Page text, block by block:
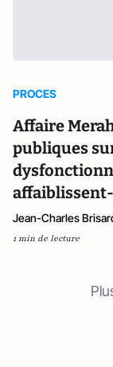
PROCES
Affaire
publiques
Jean-Charles
1 min de lecture